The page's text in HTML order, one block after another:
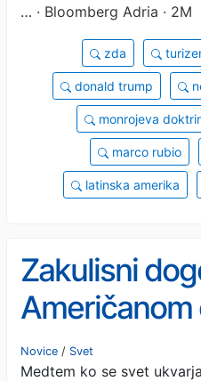
… · Bloomberg Adria · 2M
zda
donald trump
monrojeva
marco rubio
latinska amerika
Zakulisni
na Kubo -
Novice / Svet
Medtem ko se svet